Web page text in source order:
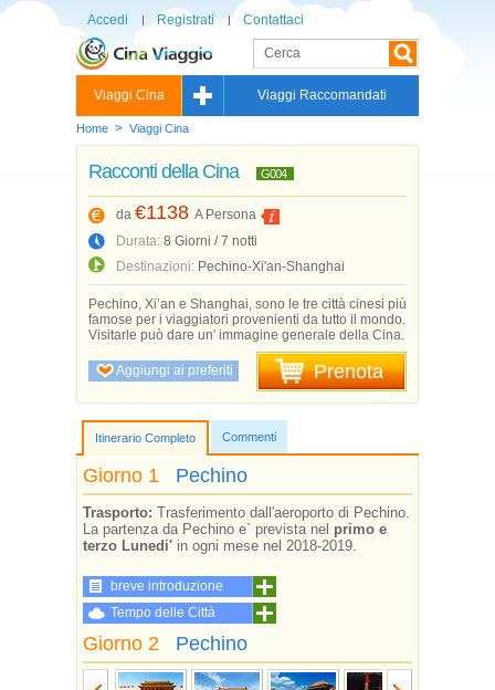
Accedi Registrati Contattaci
Viaggi Cina Viaggi Raccomandati
Home > Viaggi Cina
Racconti della Cina G004
da €1138 A Persona
Durata: 8 Giorni / 7 notti
Destinazioni: Pechino-Xi'an-Shanghai
Pechino, Xi’an e Shanghai, sono le tre città cinesi più
famose per i viaggiatori provenienti da tutto il mondo.
Visitarle può dare un' immagine generale della Cina.
Aggiungi ai preferiti Prenota
Itinerario Completo Commenti
Giorno 1 Pechino
Trasporto: Trasferimento dall'aeroporto di Pechino.
La partenza da Pechino e` prevista nel primo e
terzo Lunedi' in ogni mese nel 2018-2019.
breve introduzione
Tempo delle Città
Giorno 2 Pechino